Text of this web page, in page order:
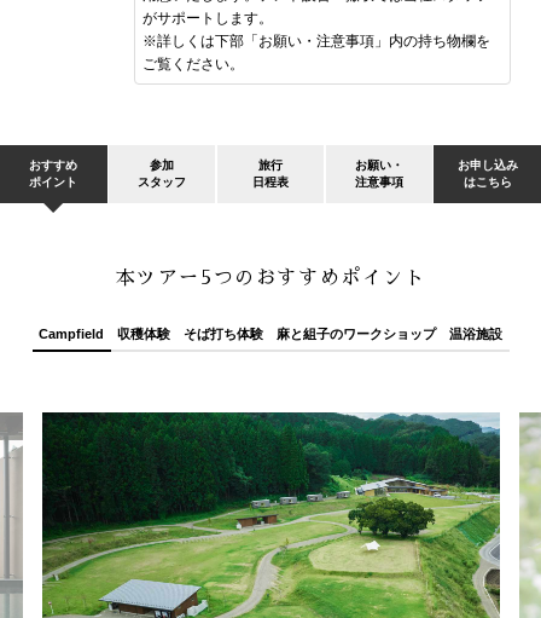
がサポートします。
※詳しくは下部「お願い・注意事項」内の持ち物欄を
ご覧ください。
おすすめ
ポイント
参加
スタッフ
旅行
日程表
お願い・
注意事項
お申し込み
はこちら
本ツアー5つのおすすめポイント
Campfield 収穫体験 そば打ち体験 麻と組子のワークショップ 温浴施設